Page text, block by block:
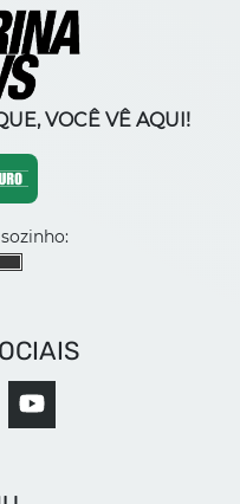
VOCÊ VÊ AQUI!